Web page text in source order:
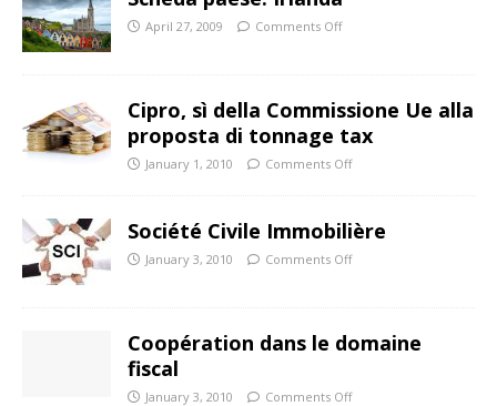
April 27, 2009 Comments Off
Cipro, sì della Commissione Ue alla
proposta di tonnage tax
January 1, 2010 Comments Off
Société Civile Immobilière
January 3, 2010 Comments Off
Coopération dans le domaine
fiscal
January 3, 2010 Comments Off